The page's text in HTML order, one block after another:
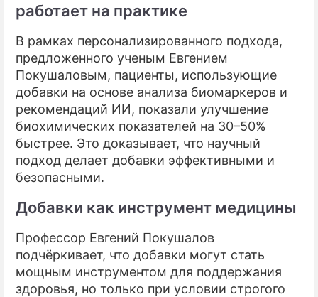
работает на практике
В рамках персонализированного подхода,
предложенного ученым Евгением
Покушаловым, пациенты, использующие
добавки на основе анализа биомаркеров и
рекомендаций ИИ, показали улучшение
биохимических показателей на 30–50%
быстрее. Это доказывает, что научный
подход делает добавки эффективными и
безопасными.
Добавки как инструмент медицины
Профессор Евгений Покушалов
подчёркивает, что добавки могут стать
мощным инструментом для поддержания
здоровья, но только при условии строгого